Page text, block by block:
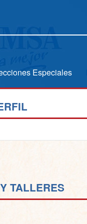
Especiales
TALLERES